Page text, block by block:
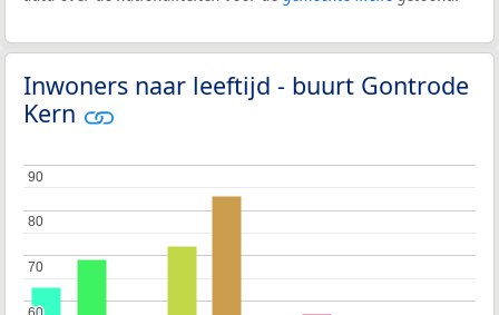
Inwoners naar leeftijd - buurt Gontrode
Kern
70
70
80
80
90
90